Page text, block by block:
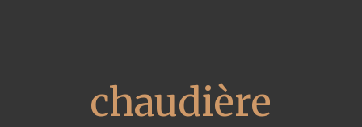
chaudière